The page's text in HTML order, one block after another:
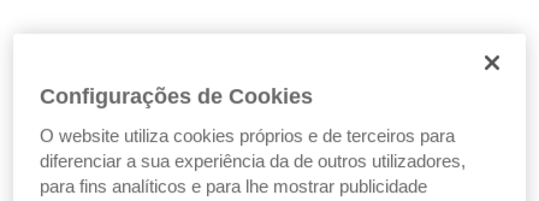
Crédito Pessoal para estudar o que
quiser
Configurações de Cookies
O website utiliza cookies próprios e de terceiros para
diferenciar a sua experiência da de outros utilizadores,
para fins analíticos e para lhe mostrar publicidade